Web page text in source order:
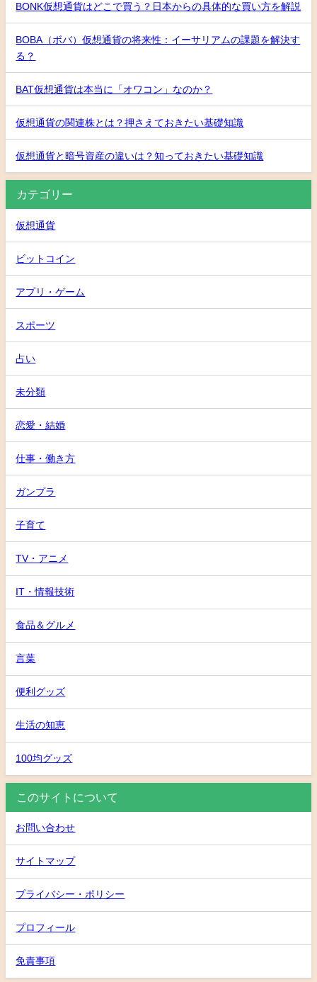
BONK仮想通貨はどこで買う？日本からの具体的な買い方を解説
BOBA（ボバ）仮想通貨の将来性：イーサリアムの課題を解決す
る？
BAT仮想通貨は本当に「オワコン」なのか？
仮想通貨の関連株とは？押さえておきたい基礎知識
仮想通貨と暗号資産の違いは？知っておきたい基礎知識
カテゴリー
仮想通貨
ビットコイン
アプリ・ゲーム
スポーツ
占い
未分類
恋愛・結婚
仕事・働き方
ガンプラ
子育て
TV・アニメ
IT・情報技術
食品＆グルメ
言葉
便利グッズ
生活の知恵
100均グッズ
このサイトについて
お問い合わせ
サイトマップ
プライバシー・ポリシー
プロフィール
免責事項